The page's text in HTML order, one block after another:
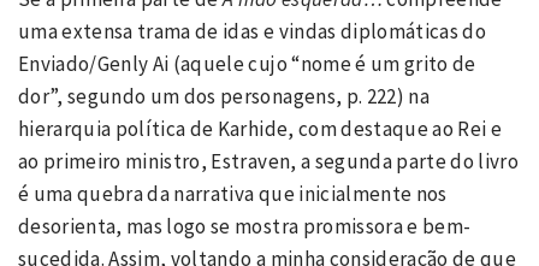
uma extensa trama de idas e vindas diplomáticas do
Enviado/Genly Ai (aquele cujo “nome é um grito de
dor”, segundo um dos personagens, p. 222) na
hierarquia política de Karhide, com destaque ao Rei e
ao primeiro ministro, Estraven, a segunda parte do livro
é uma quebra da narrativa que inicialmente nos
desorienta, mas logo se mostra promissora e bem-
sucedida. Assim, voltando a minha consideração de que